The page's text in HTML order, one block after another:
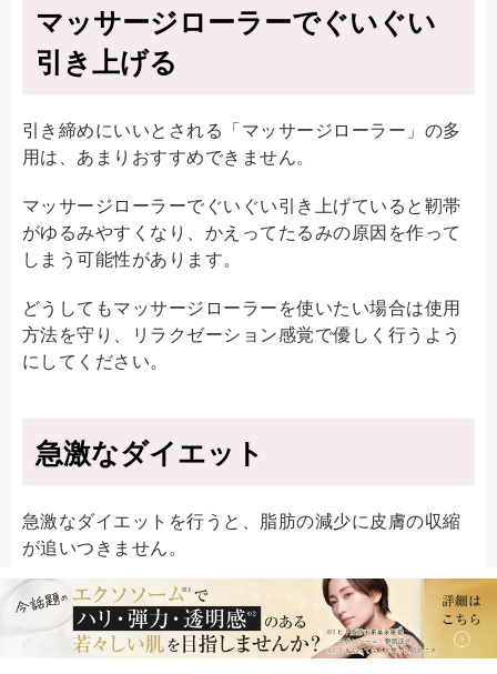
マッサージローラーでぐいぐい
引き上げる
引き締めにいいとされる「マッサージローラー」の多
用は、あまりおすすめできません。
マッサージローラーでぐいぐい引き上げていると靭帯
がゆるみやすくなり、かえってたるみの原因を作って
しまう可能性があります。
どうしてもマッサージローラーを使いたい場合は使用
方法を守り、リラクゼーション感覚で優しく行うよう
にしてください。
急激なダイエット
急激なダイエットを行うと、脂肪の減少に皮膚の収縮
が追いつきません。
すると皮膚が余ってしまうので、張りを失った皮膚が
たるみになってしまいます。いくら急激に体が細くな
っても、肌がしわしわにたるんでいたら美しいとはい